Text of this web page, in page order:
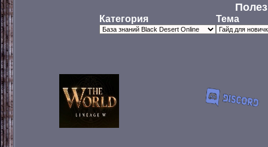
Категория Тема